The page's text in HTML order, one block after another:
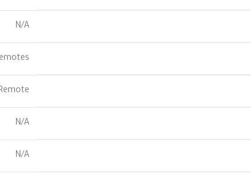
N/A
N/A
N/A